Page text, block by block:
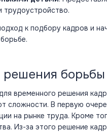
трудоустройство​.
к подбору кадров и
временного решения
сложности. В первую
на рынке труда. Кроме
Из-за этого решение